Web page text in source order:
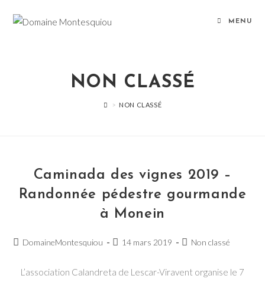
MENU
NON CLASSÉ
> NON CLASSÉ
Caminada des vignes 2019 –
Randonnée pédestre gourmande
à Monein
PostDomaineMontesquiou
Post14 mars 2019
PostNon classé
L’association Calandreta de Lescar-Viravent organise le 7